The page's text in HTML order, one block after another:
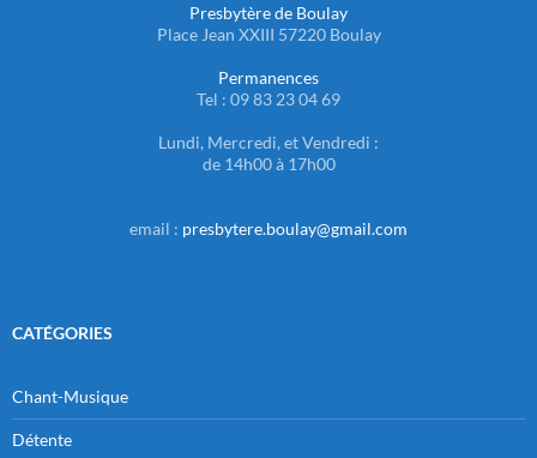
Presbytère de Boulay
Place Jean XXIII 57220 Boulay
Permanences
Tel : 09 83 23 04 69
Lundi, Mercredi, et Vendredi :
de 14h00 à 17h00
email : presbytere.boulay@gmail.com
CATÉGORIES
Chant-Musique
Détente